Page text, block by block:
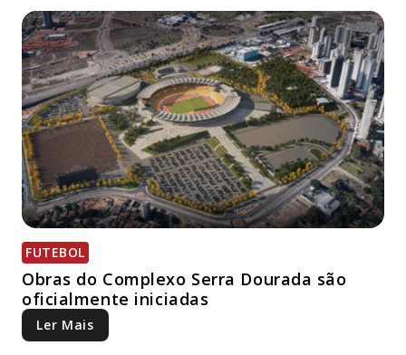
FUTEBOL
Obras do Complexo Serra Dourada são
oficialmente iniciadas
Ler Mais